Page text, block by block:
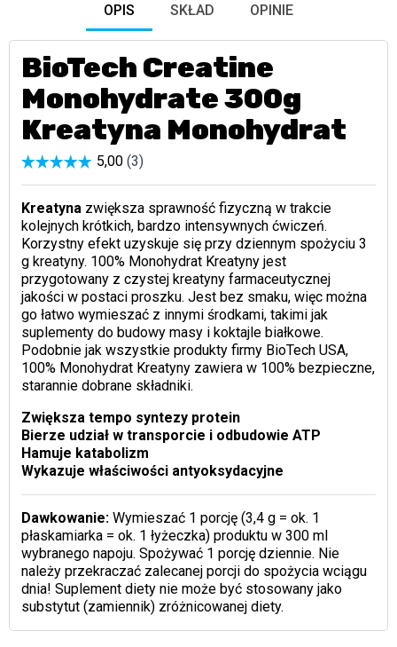
OPIS SKŁAD OPINIE
BioTech Creatine
Monohydrate 300g
Kreatyna Monohydrat
Kreatyna zwiększa sprawność fizyczną w trakcie
kolejnych krótkich, bardzo intensywnych ćwiczeń.
Korzystny efekt uzyskuje się przy dziennym spożyciu 3
g kreatyny. 100% Monohydrat Kreatyny jest
przygotowany z czystej kreatyny farmaceutycznej
jakości w postaci proszku. Jest bez smaku, więc można
go łatwo wymieszać z innymi środkami, takimi jak
suplementy do budowy masy i koktajle białkowe.
Podobnie jak wszystkie produkty firmy BioTech USA,
100% Monohydrat Kreatyny zawiera w 100% bezpieczne,
starannie dobrane składniki.
Zwiększa tempo syntezy protein
Bierze udział w transporcie i odbudowie ATP
Hamuje katabolizm
Wykazuje właściwości antyoksydacyjne
Dawkowanie:Wymieszać 1 porcję (3,4 g = ok. 1
płaskamiarka = ok. 1 łyżeczka) produktu w 300 ml
wybranego napoju. Spożywać 1 porcję dziennie. Nie
należy przekraczać zalecanej porcji do spożycia wciągu
dnia! Suplement diety nie może być stosowany jako
substytut (zamiennik) zróżnicowanej diety.